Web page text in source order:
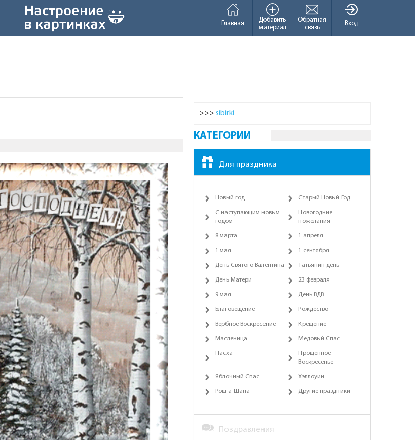
Вход
Обратная
связь
Добавить
материал
Главная
>>> sibirki
КАТЕГОРИИ
Для праздника
Новый год Старый Новый Год
С наступающим новым
годом
Новогодние
пожелания
8 марта 1 апреля
1 мая 1 сентября
День Святого Валентина Татьянин день
День Матери 23 февраля
9 мая День ВДВ
Благовещение Рождество
Вербное Воскресение Крещение
Масленица Медовый Спас
Пасха
Прощенное
Воскресенье
Яблочный Спас Хэллоуин
Рош а-Шана Другие праздники
Поздравления